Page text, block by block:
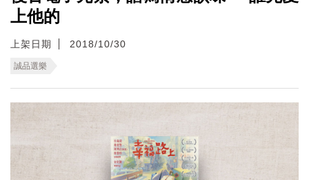
上他的
上架日期 2018/10/30
誠品選樂